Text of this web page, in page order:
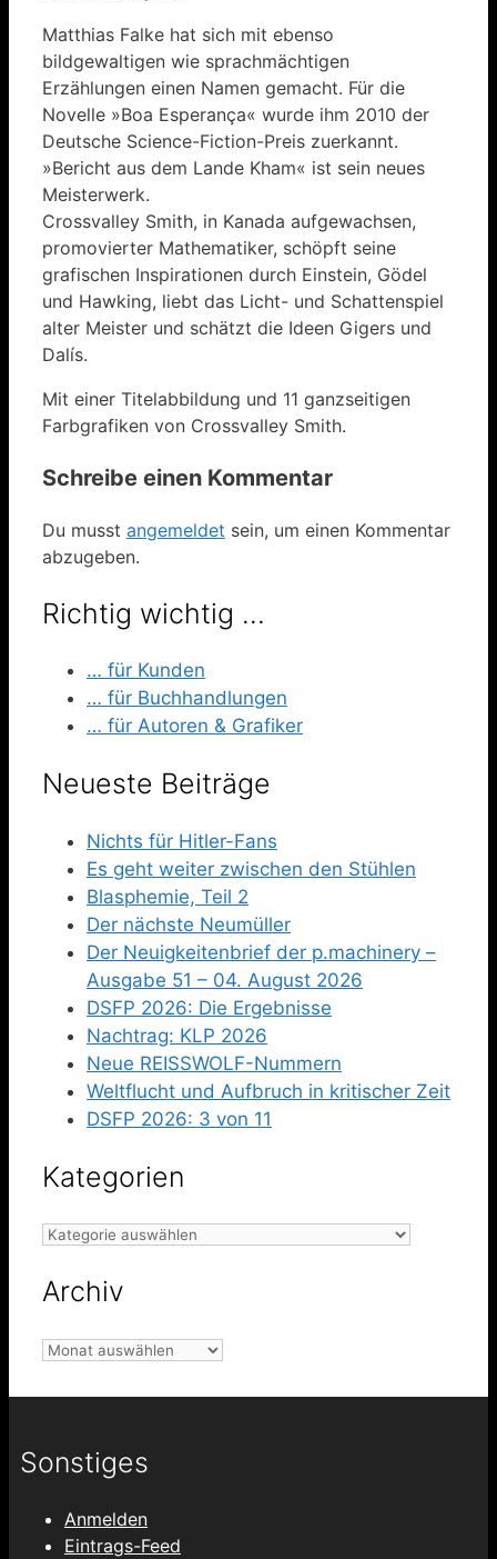
Matthias Falke hat sich mit ebenso
bildgewaltigen wie sprachmächtigen
Erzählungen einen Namen gemacht. Für die
Novelle »Boa Esperança« wurde ihm 2010 der
Deutsche Science-Fiction-Preis zuerkannt.
»Bericht aus dem Lande Kham« ist sein neues
Meisterwerk.
Crossvalley Smith, in Kanada aufgewachsen,
promovierter Mathematiker, schöpft seine
grafischen Inspirationen durch Einstein, Gödel
und Hawking, liebt das Licht- und Schattenspiel
alter Meister und schätzt die Ideen Gigers und
Dalís.
Mit einer Titelabbildung und 11 ganzseitigen
Farbgrafiken von Crossvalley Smith.
Schreibe einen Kommentar
Du musst angemeldet sein, um einen Kommentar
abzugeben.
Richtig wichtig …
… für Kunden
… für Buchhandlungen
… für Autoren & Grafiker
Neueste Beiträge
Nichts für Hitler-Fans
Es geht weiter zwischen den Stühlen
Blasphemie, Teil 2
Der nächste Neumüller
Der Neuigkeitenbrief der p.machinery –
Ausgabe 51 – 04. August 2026
DSFP 2026: Die Ergebnisse
Nachtrag: KLP 2026
Neue REISSWOLF-Nummern
Weltflucht und Aufbruch in kritischer Zeit
DSFP 2026: 3 von 11
Kategorien
Kategorien
Archiv
Archiv
Sonstiges
Anmelden
Eintrags-Feed